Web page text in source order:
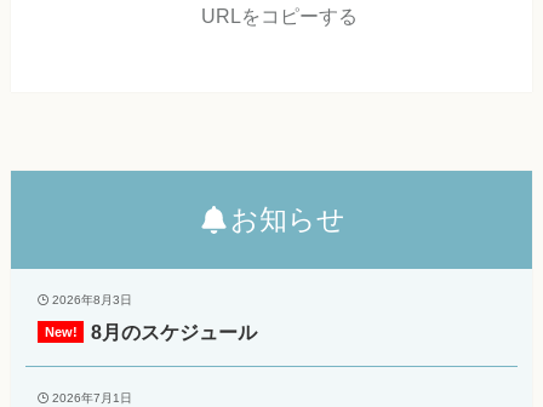
URLをコピーする
お知らせ
2026年8月3日
8月のスケジュール
2026年7月1日